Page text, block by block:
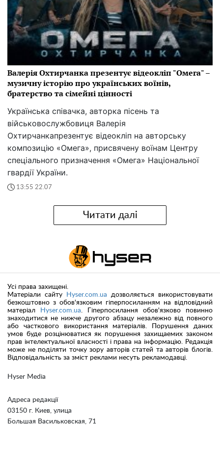
Валерія Охтирчанка презентує відеокліп "Омега" –
музичну історію про українських воїнів,
братерство та сімейні цінності
Українська співачка, авторка пісень та
військовослужбовиця Валерія
Охтирчанкапрезентує відеокліп на авторську
композицію «Омега», присвячену воїнам Центру
спеціального призначення «Омега» Національної
гвардії України.
13:55 22.07
Читати далі
Hyser Media
Адреса редакції
03150 г. Киев, улица
Большая Васильковская, 71
Усі права захищені.
Матеріали сайту
Hyser.com.ua дозволяється використовувати
безкоштовно з обов'язковим гіперпосиланням на відповідний
матеріал
Hyser.com.ua. Гіперпосилання обов'язково повинно
знаходитися не нижче другого абзацу незалежно від повного
або часткового використання матеріалів. Порушення даних
умов буде розцінюватися як порушення захищаемих законом
прав інтелектуальної власності і права на інформацію. Редакція
може не поділяти точку зору авторів статей та авторів блогів.
Відповідальність за зміст реклами несуть рекламодавці.